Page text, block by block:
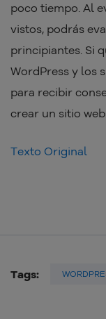
poco tiempo. Al
vistos, podrás
principiantes. Si
WordPress y los
para recibir
crear un sitio
Texto Original
Tags: